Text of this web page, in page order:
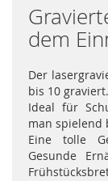
dem
Der
bis 10 graviert.
Ideal für
man spielend
Eine tolle
Gesunde